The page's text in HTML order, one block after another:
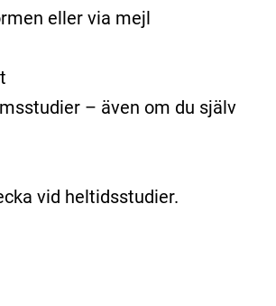
eller via mejl
– även om du själv
vid heltidsstudier.